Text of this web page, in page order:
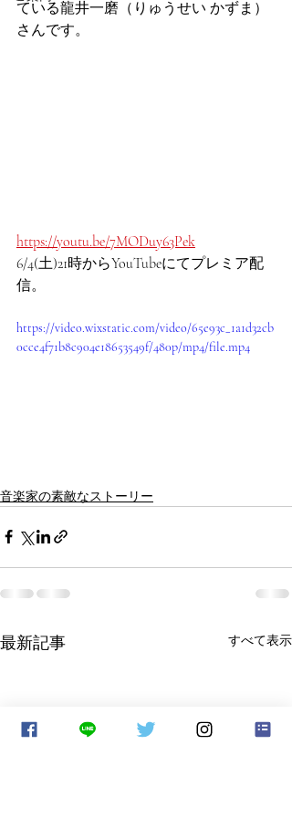
ている龍井一磨（りゅうせい かずま）
さんです。
https://youtu.be/7MODuy63Pek
6/4(土)21時からYouTubeにてプレミア配
信。
https://video.wixstatic.com/video/65e93c_1a1d32cb
0cce4f71b8c904e18653549f/480p/mp4/file.mp4
音楽家の素敵なストーリー
最新記事 すべて表示